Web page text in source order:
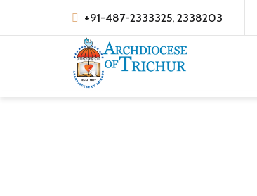
+91-487-2333325, 2338203